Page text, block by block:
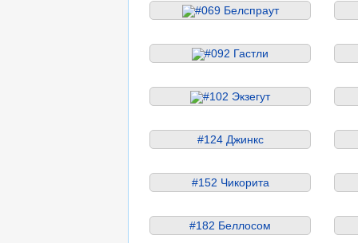
#069 Белспраут
#092 Гастли
#102 Экзегут
#124 Джинкс
#152 Чикорита
#182 Беллосом